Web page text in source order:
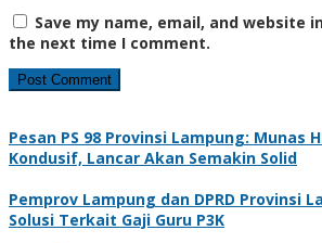
Save my name, email, and website
the next time I comment.
Pesan PS 98 Provinsi Lampung: Munas
Kondusif, Lancar Akan Semakin Solid
Pemprov Lampung dan DPRD Provinsi
Solusi Terkait Gaji Guru P3K